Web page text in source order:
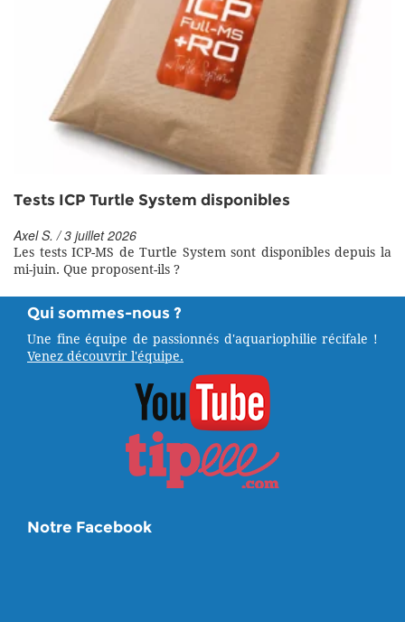
Tests ICP Turtle System disponibles
Axel S. / 3 juillet 2026
Les tests ICP-MS de Turtle System sont disponibles depuis la
mi-juin. Que proposent-ils ?
Qui sommes-nous ?
Une fine équipe de passionnés d'aquariophilie récifale !
Venez découvrir l'équipe.
Notre Facebook